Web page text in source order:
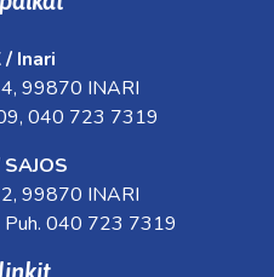
/ Inari
99870 INARI
040 723 7319
99870 INARI
040 723 7319